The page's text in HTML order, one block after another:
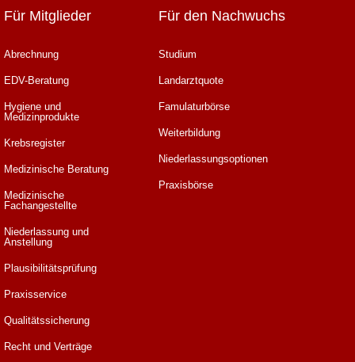
Für Mitglieder
Abrechnung
EDV-Beratung
Hygiene und
Medizinprodukte
Krebsregister
Medizinische Beratung
Medizinische
Fachangestellte
Niederlassung und
Anstellung
Plausibilitätsprüfung
Praxisservice
Qualitätssicherung
Recht und Verträge
Für den Nachwuchs
Studium
Landarztquote
Famulaturbörse
Weiterbildung
Niederlassungsoptionen
Praxisbörse